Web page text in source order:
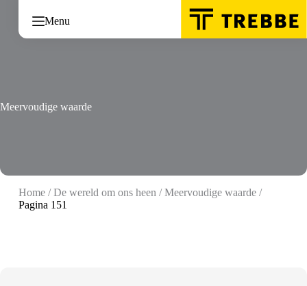
inhoud
Menu
Meervoudige waarde
Home/De wereld om ons heen /Meervoudige waarde/
Pagina 151